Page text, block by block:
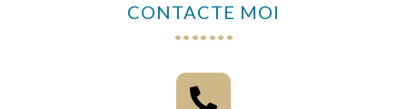
CONTACTE MOI